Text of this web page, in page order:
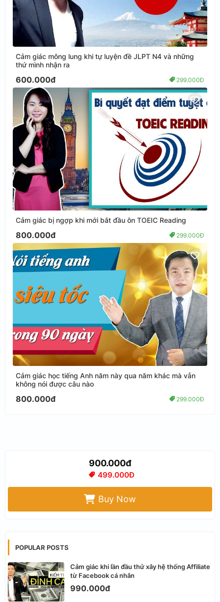
Cảm giác mông lung khi tự luyện đề JLPT N4 và những
thứ mình nhận ra
600.000đ 299.000Đ
Cảm giác bị ngợp khi mới bắt đầu ôn TOEIC Reading
800.000đ 299.000Đ
Cảm giác học tiếng Anh năm này qua năm khác mà vẫn
không nói được câu nào
800.000đ 299.000Đ
900.000đ
499.000Đ
Buy Now
POPULAR POSTS
Cảm giác khi lần đầu thử xây hệ thống Affiliate
từ Facebook cá nhân
990.000đ